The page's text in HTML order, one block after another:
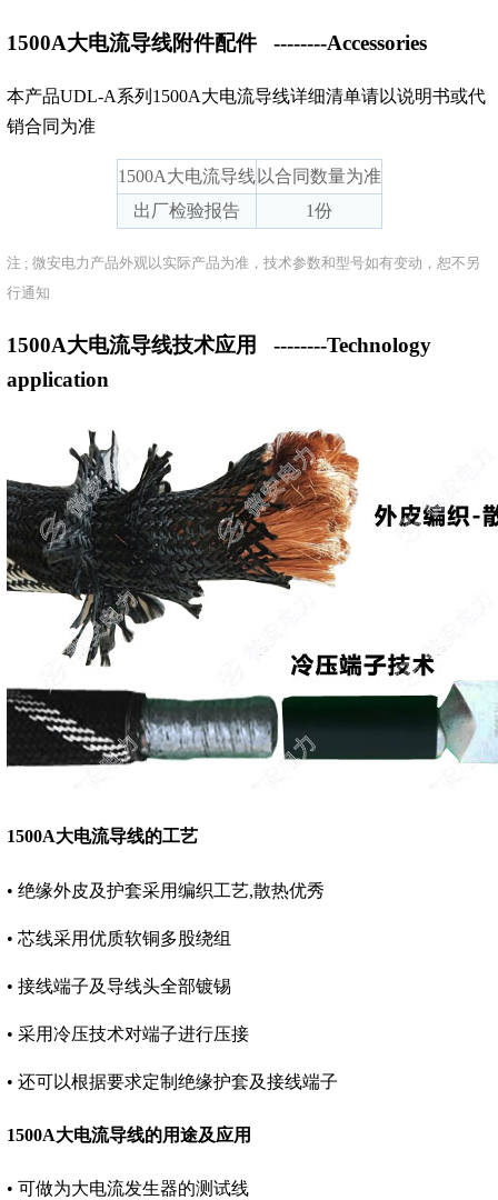
1500A大电流导线附件配件 --------Accessories
本产品UDL-A系列1500A大电流导线详细清单请以说明书或代
销合同为准
1500A大电流导线 以合同数量为准
出厂检验报告
1份
注 ; 微安电力产品外观以实际产品为准，技术参数和型号如有变动，恕不另
行通知
1500A大电流导线技术应用
--------Technology
application
1500A大电流导线的工艺
• 绝缘外皮及护套采用编织工艺,散热优秀
• 芯线采用优质软铜多股绕组
• 接线端子及导线头全部镀锡
• 采用冷压技术对端子进行压接
• 还可以根据要求定制绝缘护套及接线端子
1500A大电流导线的用途及应用
• 可做为大电流发生器的测试线